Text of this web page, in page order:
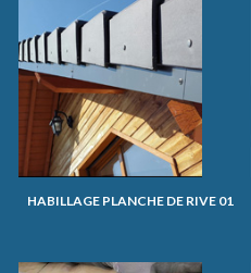
HABILLAGE PLANCHE DE RIVE 01